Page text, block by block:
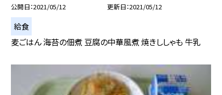
公開日 2021/05/12 更新日 2021/05/12
給食
麦ごはん 海苔の佃煮 豆腐の中華風煮 焼きししゃも 牛乳